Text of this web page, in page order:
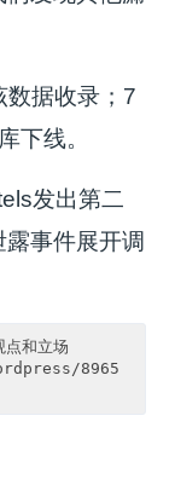
据收录；7
下线。
发出第二
事件展开调
点和立场
8965